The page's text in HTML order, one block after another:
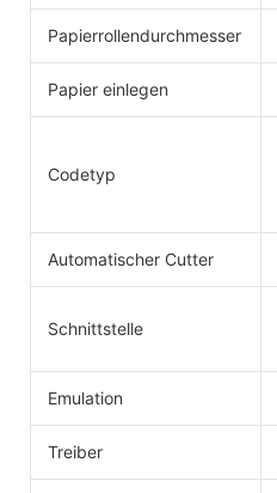
Papierrollendurchmesser
Papier einlegen
Codetyp
Automatischer Cutter
Schnittstelle
Emulation
Treiber